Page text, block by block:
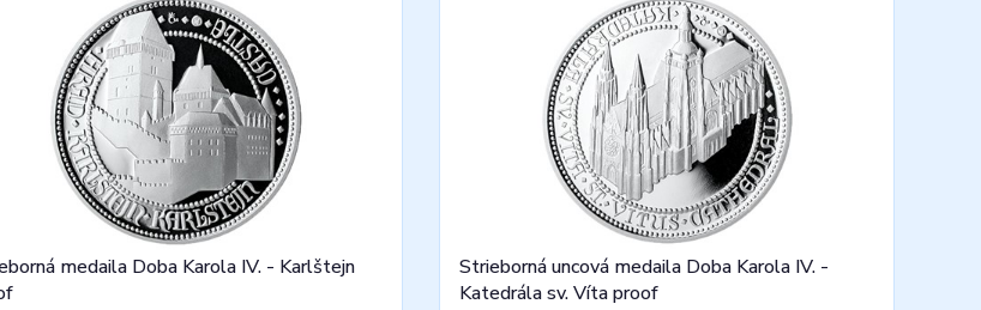
medaila Doba Karola IV. - Karlštejn
Strieborná uncová medaila Doba Karola IV. -
Katedrála sv. Víta proof